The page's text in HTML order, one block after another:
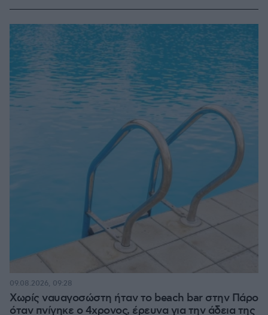
Χωρίς ναυαγοσώστη ήταν το beach bar στην Πάρο
όταν πνίγηκε ο 4χρονος, έρευνα για την άδεια της
09.08.2026, 09:28